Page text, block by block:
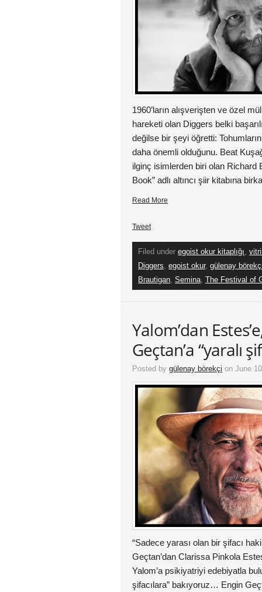
1960’ların alışverişten ve özel
hareketi olan Diggers belki
değilse bir şeyi öğretti:
daha önemli olduğunu. Beat
ilginç isimlerden biri olan Richard
Book” adlı altıncı şiir kitabına
Read More
Tweet
Filed under egoist okur kitaplığı,
Diggers, egoist okur, gülenay
Brautigan, Semina, The Festival of
Yalom’dan
Geçtan’a “yaralı
Posted by gülenay börekçi on June
“Sadece yarası olan bir şifacı
Geçtan’dan Clarissa Pinkola
Yalom’a psikiyatriyi edebiyatla
şifacılara” bakıyoruz… Engin